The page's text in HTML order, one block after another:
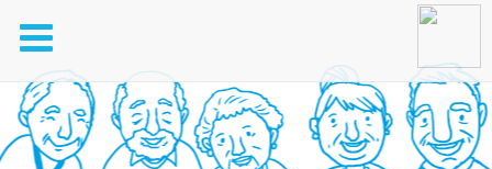
Toggle
navigation